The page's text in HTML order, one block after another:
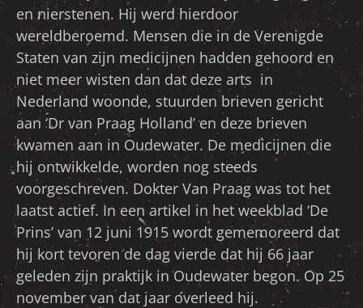
en nierstenen. Hij werd hierdoor
wereldberoemd. Mensen die in de Verenigde
Staten van zijn medicijnen hadden gehoord en
niet meer wisten dan dat deze arts in
Nederland woonde, stuurden brieven gericht
aan ‘Dr van Praag Holland’ en deze brieven
kwamen aan in Oudewater. De medicijnen die
hij ontwikkelde, worden nog steeds
voorgeschreven. Dokter Van Praag was tot het
laatst actief. In een artikel in het weekblad ‘De
Prins’ van 12 juni 1915 wordt gememoreerd dat
hij kort tevoren de dag vierde dat hij 66 jaar
geleden zijn praktijk in Oudewater begon. Op 25
november van dat jaar overleed hij.